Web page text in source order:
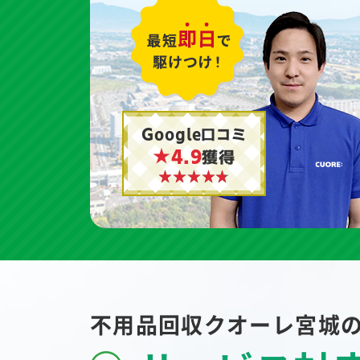
Google口コミ
★4.9獲得
不用品回収クオーレ宮城